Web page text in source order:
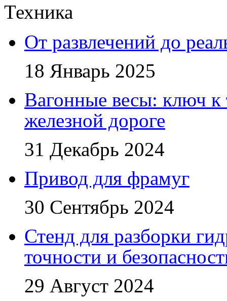
Техника
От развлечений до
18 Январь 2025
Вагонные весы: ключ к
железной дороге
31 Декабрь 2024
Привод для фрамуг
30 Сентябрь 2024
Стенд для разборки
точности и
29 Август 2024